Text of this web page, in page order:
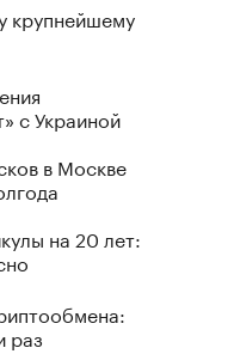
крупнейшему
с Украиной
в Москве
на 20 лет:
раз